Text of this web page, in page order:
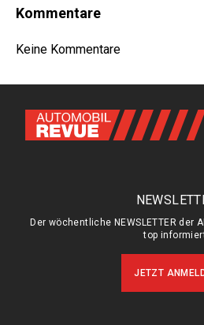
Kommentare
Keine Kommentare
Der wöchentliche NEWSLETTER der
top
JETZT